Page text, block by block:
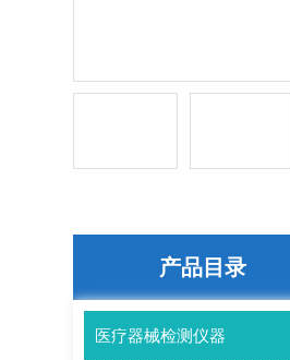
产品目录
医疗器械检测仪器